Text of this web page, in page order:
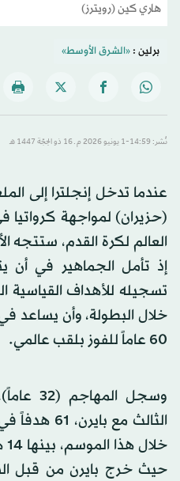
هاري كين (رويترز)
برلين :«الشرق الأوسط»
نُشر: 14:59-1 يونيو 2026 م ـ 16 ذو الحِجّة 1447 هـ
(حزيران) لمواجهة كرواتيا
العالم لكرة القدم، ستتجه
إذ تأمل الجماهير في
تسجيله للأهداف القياسية
خلال البطولة، وأن يساعد في
60 عاماً للفوز بلقب عالمي.
وسجل
الثالث مع
حيث خرج بايرن من قبل